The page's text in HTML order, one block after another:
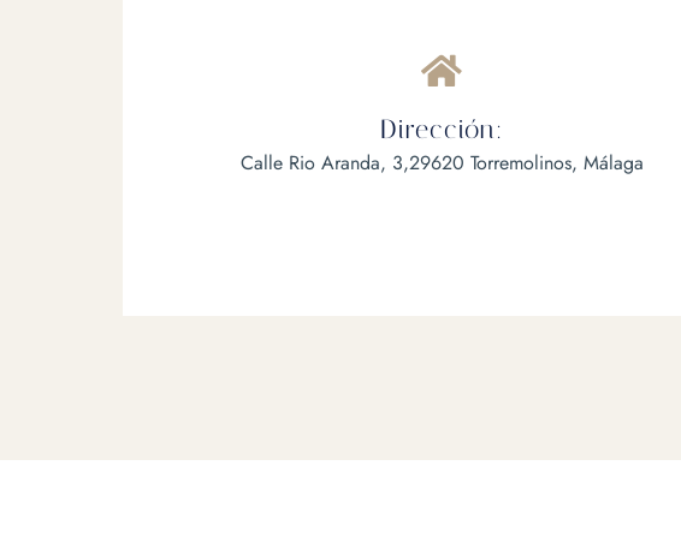
Dirección:
Calle Rio Aranda, 3,29620 Torremolinos, Málaga